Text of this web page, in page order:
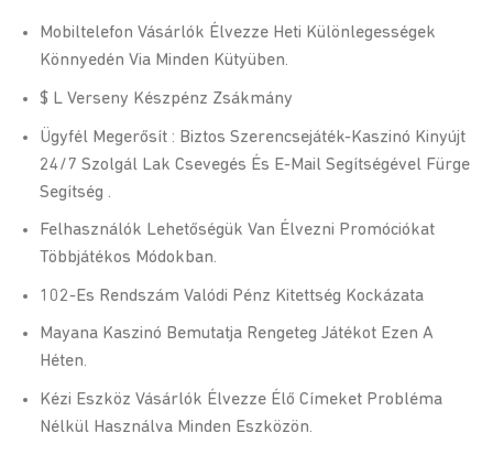
Mobiltelefon Vásárlók Élvezze Heti Különlegességek
Könnyedén Via Minden Kütyüben.
$ L Verseny Készpénz Zsákmány
Ügyfél Megerősít : Biztos Szerencsejáték-Kaszinó Kinyújt
24/7 Szolgál Lak Csevegés És E-Mail Segítségével Fürge
Segítség .
Felhasználók Lehetőségük Van Élvezni Promóciókat
Többjátékos Módokban.
102-Es Rendszám Valódi Pénz Kitettség Kockázata
Mayana Kaszinó Bemutatja Rengeteg Játékot Ezen A
Héten.
Kézi Eszköz Vásárlók Élvezze Élő Címeket Probléma
Nélkül Használva Minden Eszközön.